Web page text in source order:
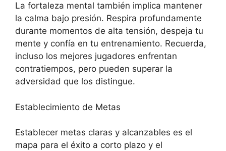
La fortaleza mental también implica mantener
la calma bajo presión. Respira profundamente
durante momentos de alta tensión, despeja tu
mente y confía en tu entrenamiento. Recuerda,
incluso los mejores jugadores enfrentan
contratiempos, pero pueden superar la
adversidad que los distingue.
Establecimiento de Metas
Establecer metas claras y alcanzables es el
mapa para el éxito a corto plazo y el